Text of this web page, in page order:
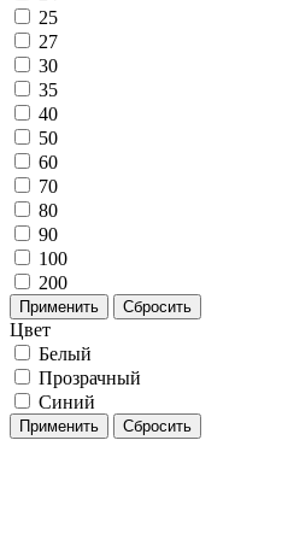
25
27
30
35
40
50
60
70
80
90
100
200
Применить Сбросить
Цвет
Белый
Прозрачный
Синий
Применить Сбросить